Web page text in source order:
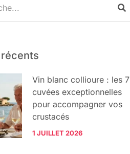
Vin blanc collioure : les 7
cuvées exceptionnelles
pour accompagner vos
crustacés
1 JUILLET 2026